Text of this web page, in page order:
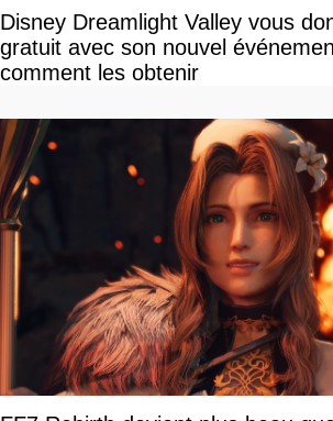
Disney Dreamlight Valley vous
gratuit avec son nouvel
comment les obtenir